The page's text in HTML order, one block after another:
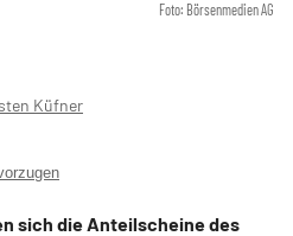
Foto: Börsenmedien AG
Küfner
sich die Anteilscheine des